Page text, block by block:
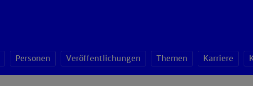
Personen Veröffentlichungen Themen Karriere